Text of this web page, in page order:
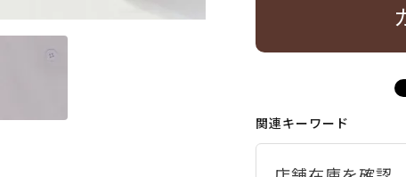
関連キーワード